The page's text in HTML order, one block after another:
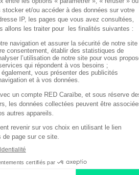
de la promotion s’affiche
apparaît.